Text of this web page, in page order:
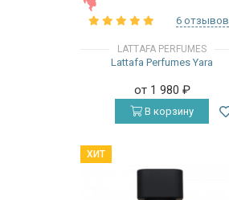
6 отзывов
LATTAFA PERFUMES
Lattafa Perfumes Yara
от 1 980 ₽
В корзину
ХИТ